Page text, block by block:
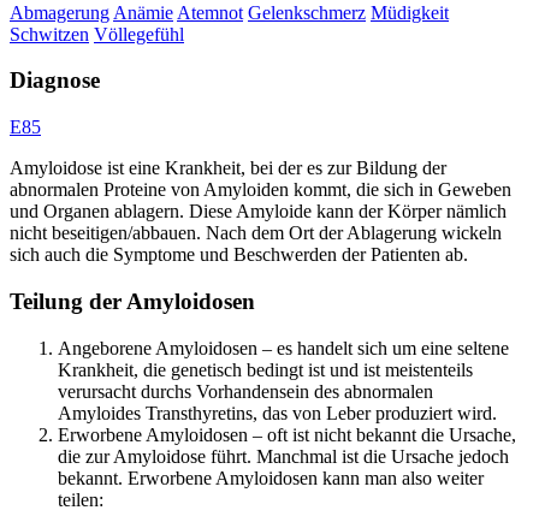
Abmagerung Anämie Atemnot Gelenkschmerz Müdigkeit
Schwitzen Völlegefühl
Diagnose
E85
Amyloidose ist eine Krankheit, bei der es zur Bildung der
abnormalen Proteine von Amyloiden kommt, die sich in Geweben
und Organen ablagern. Diese Amyloide kann der Körper nämlich
nicht beseitigen/abbauen. Nach dem Ort der Ablagerung wickeln
sich auch die Symptome und Beschwerden der Patienten ab.
Teilung der Amyloidosen
Angeborene Amyloidosen – es handelt sich um eine seltene
Krankheit, die genetisch bedingt ist und ist meistenteils
verursacht durchs Vorhandensein des abnormalen
Amyloides Transthyretins, das von Leber produziert wird.
Erworbene Amyloidosen – oft ist nicht bekannt die Ursache,
die zur Amyloidose führt. Manchmal ist die Ursache jedoch
bekannt. Erworbene Amyloidosen kann man also weiter
teilen: